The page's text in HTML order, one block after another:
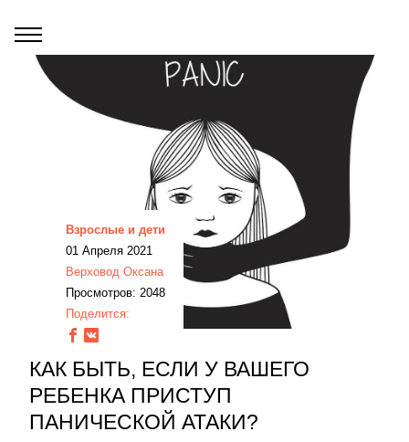
Взрослые и дети
01 Апреля 2021
Верховод Оксана
Просмотров: 2048
Поделится:
КАК БЫТЬ, ЕСЛИ У ВАШЕГО
РЕБЕНКА ПРИСТУП
ПАНИЧЕСКОЙ АТАКИ?